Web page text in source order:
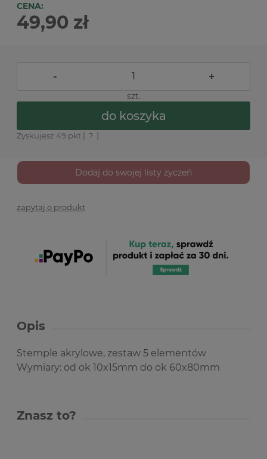
CENA:
49,90 zł
- +
szt.
do koszyka
Zyskujesz 49 pkt [ ? ]
Dodaj do swojej listy życzeń
zapytaj o produkt
Opis
Stemple akrylowe, zestaw 5 elementów
Wymiary: od ok 10x15mm do ok 60x80mm
Znasz to?